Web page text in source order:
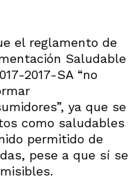
el reglamento de
Saludable
2017-SA “no
ya que se
como saludables
permitido de
pese a que sí se